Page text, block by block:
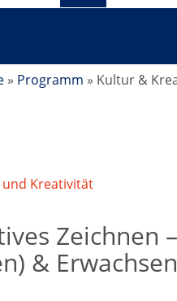
» Programm » Kultur &
Kreativität
Zeichnen
&